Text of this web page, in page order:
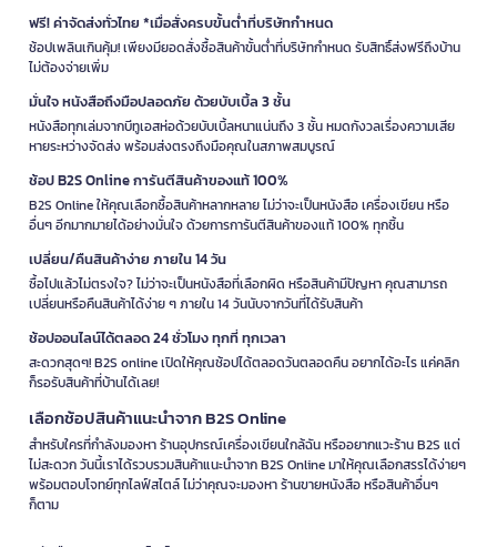
ฟรี! ค่าจัดส่งทั่วไทย *เมื่อสั่งครบขั้นต่ำที่บริษัทกำหนด
ช้อปเพลินเกินคุ้ม! เพียงมียอดสั่งซื้อสินค้าขั้นต่ำที่บริษัทกำหนด รับสิทธิ์ส่งฟรีถึงบ้าน
ไม่ต้องจ่ายเพิ่ม
มั่นใจ หนังสือถึงมือปลอดภัย ด้วยบับเบิ้ล 3 ชั้น
หนังสือทุกเล่มจากบีทูเอสห่อด้วยบับเบิ้ลหนาแน่นถึง 3 ชั้น หมดกังวลเรื่องความเสีย
หายระหว่างจัดส่ง พร้อมส่งตรงถึงมือคุณในสภาพสมบูรณ์
ช้อป B2S Online การันตีสินค้าของแท้ 100%
B2S Online ให้คุณเลือกซื้อสินค้าหลากหลาย ไม่ว่าจะเป็นหนังสือ เครื่องเขียน หรือ
อื่นๆ อีกมากมายได้อย่างมั่นใจ ด้วยการการันตีสินค้าของแท้ 100% ทุกชิ้น
เปลี่ยน/คืนสินค้าง่าย ภายใน 14 วัน
ซื้อไปแล้วไม่ตรงใจ? ไม่ว่าจะเป็นหนังสือที่เลือกผิด หรือสินค้ามีปัญหา คุณสามารถ
เปลี่ยนหรือคืนสินค้าได้ง่าย ๆ ภายใน 14 วันนับจากวันที่ได้รับสินค้า
ช้อปออนไลน์ได้ตลอด 24 ชั่วโมง ทุกที่ ทุกเวลา
สะดวกสุดๆ! B2S online เปิดให้คุณช้อปได้ตลอดวันตลอดคืน อยากได้อะไร แค่คลิก
ก็รอรับสินค้าที่บ้านได้เลย!
เลือกช้อปสินค้าแนะนำจาก B2S Online
สำหรับใครที่กำลังมองหา ร้านอุปกรณ์เครื่องเขียนใกล้ฉัน หรืออยากแวะร้าน B2S แต่
ไม่สะดวก วันนี้เราได้รวบรวมสินค้าแนะนำจาก B2S Online มาให้คุณเลือกสรรได้ง่ายๆ
พร้อมตอบโจทย์ทุกไลฟ์สไตล์ ไม่ว่าคุณจะมองหา ร้านขายหนังสือ หรือสินค้าอื่นๆ
ก็ตาม